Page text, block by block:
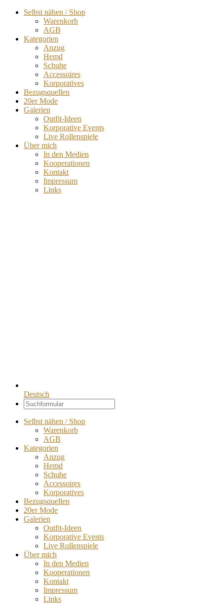
Selbst nähen / Shop
Warenkorb
AGB
Kategorien
Anzug
Hemd
Schuhe
Accessoires
Korporatives
Bezugsquellen
20er Mode
Galerien
Outfit-Ideen
Korporative Events
Live Rollenspiele
Über mich
In den Medien
Kooperationen
Kontakt
Impressum
Links
Deutsch
Selbst nähen / Shop
Warenkorb
AGB
Kategorien
Anzug
Hemd
Schuhe
Accessoires
Korporatives
Bezugsquellen
20er Mode
Galerien
Outfit-Ideen
Korporative Events
Live Rollenspiele
Über mich
In den Medien
Kooperationen
Kontakt
Impressum
Links